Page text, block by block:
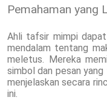
Pemahaman yang
Ahli tafsir mimpi
mendalam tentang
meletus. Mereka
simbol dan pesan
menjelaskan secara
ini.